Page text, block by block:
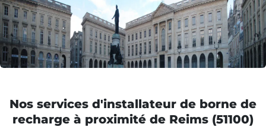
Nos services d'installateur de borne de
recharge à proximité de Reims (51100)